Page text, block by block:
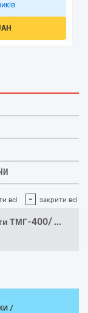
всі - закрити всі
ТМГ-400/ ...
/